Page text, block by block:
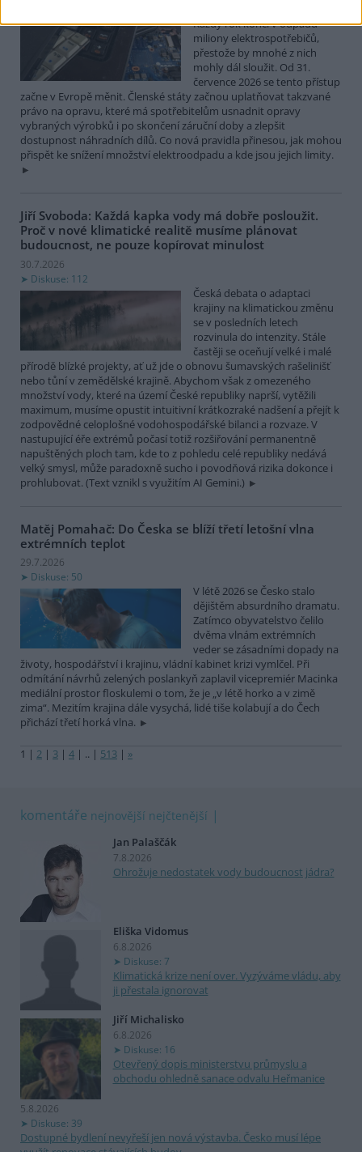
Každý rok končí v odpadu
miliony elektrospotřebičů,
přestože by mnohé z nich
mohly dál sloužit. Od 31.
července 2026 se tento přístup
začne v Evropě měnit. Členské státy začnou uplatňovat takzvané
právo na opravu, které má spotřebitelům usnadnit opravy
vybraných výrobků i po skončení záruční doby a zlepšit
dostupnost náhradních dílů. Co nová pravidla přinesou, jak mohou
přispět ke snížení množství elektroodpadu a kde jsou jejich limity.
Jiří Svoboda: Každá kapka vody má dobře posloužit.
Proč v nové klimatické realitě musíme plánovat
budoucnost, ne pouze kopírovat minulost
30.7.2026
Diskuse: 112
Česká debata o adaptaci
krajiny na klimatickou změnu
se v posledních letech
rozvinula do intenzity. Stále
častěji se oceňují velké i malé
přírodě blízké projekty, ať už jde o obnovu šumavských rašelinišť
nebo tůní v zemědělské krajině. Abychom však z omezeného
množství vody, které na území České republiky naprší, vytěžili
maximum, musíme opustit intuitivní krátkozraké nadšení a přejít k
zodpovědné celoplošné vodohospodářské bilanci a rozvaze. V
nastupující éře extrémů počasí totiž rozšiřování permanentně
napuštěných ploch tam, kde to z pohledu celé republiky nedává
velký smysl, může paradoxně sucho i povodňová rizika dokonce i
prohlubovat. (Text vznikl s využitím AI Gemini.)
Matěj Pomahač: Do Česka se blíží třetí letošní vlna
extrémních teplot
29.7.2026
Diskuse: 50
V létě 2026 se Česko stalo
dějištěm absurdního dramatu.
Zatímco obyvatelstvo čelilo
dvěma vlnám extrémních
veder se zásadními dopady na
životy, hospodářství i krajinu, vládní kabinet krizi vymlčel. Při
odmítání návrhů zelených poslankyň zaplavil vicepremiér Macinka
mediální prostor floskulemi o tom, že je „v létě horko a v zimě
zima“. Mezitím krajina dále vysychá, lidé tiše kolabují a do Čech
přichází třetí horká vlna.
1 | 2 | 3 | 4 | .. | 513 | »
komentáře nejnovější nejčtenější
Jan Palaščák
7.8.2026
Ohrožuje nedostatek vody budoucnost jádra?
Eliška Vidomus
6.8.2026
Diskuse: 7
Klimatická krize není over. Vyzýváme vládu, aby
ji přestala ignorovat
Jiří Michalisko
6.8.2026
Diskuse: 16
Otevřený dopis ministerstvu průmyslu a
obchodu ohledně sanace odvalu Heřmanice
5.8.2026
Diskuse: 39
Dostupné bydlení nevyřeší jen nová výstavba. Česko musí lépe